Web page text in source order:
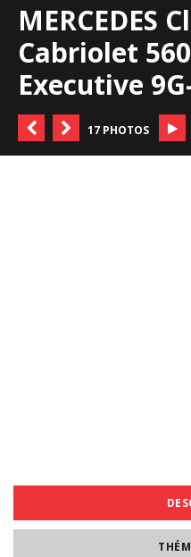
MERCEDES
Cabriolet
Executive
17 PHOTOS